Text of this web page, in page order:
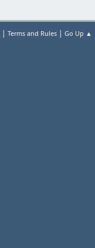
| Terms and Rules | Go Up ▲